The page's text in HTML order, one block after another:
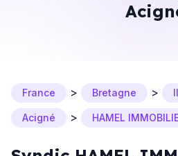
France > Bretagne >
Acigné > HAMEL